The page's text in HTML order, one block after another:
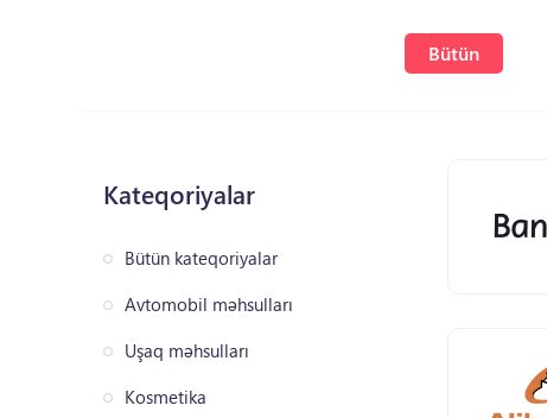
Bütün
Kateqoriyalar
Bütün kateqoriyalar
Avtomobil məhsulları
Uşaq məhsulları
Kosmetika